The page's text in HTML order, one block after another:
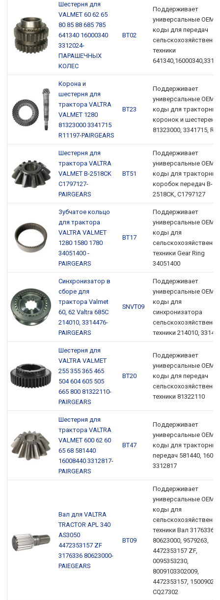
Шестерня для
VALMET 60 62 65
80 85 88 685 785
641340 16000340
3312024-
ПАРАШЕЧНЫХ
КОЛЕС
ВТ02
Поддерживает
универсальные OEM-
коды для передач
техники
Корона и
шестерня для
трактора VALTRA
VALMET 1280
81323000 3341715
R11197-PAIRGEARS
ВТ23
Поддерживает
универсальные OEM-
коды для тракторных
коронок и шестерен
81323000, 3341715,
Шестерня для
трактора VALTRA
VALMET B-2518CK
C1797127-
PAIRGEARS
ВТ51
Поддерживает
универсальные OEM-
коды для тракторных
коробок передач B-
2518CK, C1797127
Зубчатое кольцо
для трактора
VALTRA VALMET
1280 1580 1780
34051400 -
PAIRGEARS
ВТ17
Поддерживает
универсальные OEM-
коды для
техники Gear Ring
34051400
Синхронизатор в
сборе для
трактора Valmet
60, 62 Valtra 685C
214010, 3314476-
PAIRGEARS
SNVT09
Поддерживает
универсальные OEM-
коды для
синхронизатора
техники 214010,
Шестерня для
VALTRA VALMET
255 355 365 465
504 604 605 505
665 800 81322110-
PAIRGEARS
ВТ20
Поддерживает
универсальные OEM-
коды для передач
техники 81322110
Шестерня для
трактора VALTRA
VALMET 600 62 60
65 68 581440
16008440 3312817-
PAIRGEARS
ВТ47
Поддерживает
универсальные OEM-
коды для тракторных
передач 581440,
3312817
Вал для VALTRA
TRACTOR APL 340
AS3050
4472353157 ZF
3176336 80623000-
PAIEGEARS
ВТ09
Поддерживает
универсальные OEM-
коды для
техники Вал 3176336,
80623000, 9579263,
4472353157 ZF,
0095353230,
8009103302009,
4472353157,
CQ27302